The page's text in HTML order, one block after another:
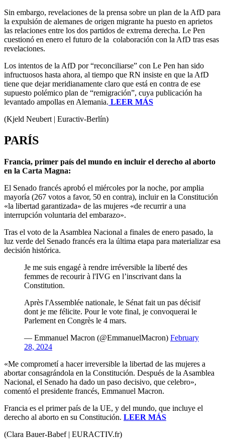
Sin embargo, revelaciones de la prensa sobre un plan de la AfD para
la expulsión de alemanes de origen migrante ha puesto en aprietos
las relaciones entre los dos partidos de extrema derecha. Le Pen
cuestionó en enero el futuro de la colaboración con la AfD tras esas
revelaciones.
Los intentos de la AfD por “reconciliarse” con Le Pen han sido
infructuosos hasta ahora, al tiempo que RN insiste en que la AfD
tiene que dejar meridianamente claro que está en contra de ese
supuesto polémico plan de “remigración”, cuya publicación ha
levantado ampollas en Alemania. LEER MÁS
(Kjeld Neubert | Euractiv-Berlín)
PARÍS
Francia, primer país del mundo en incluir el derecho al aborto
en la Carta Magna:
El Senado francés aprobó el miércoles por la noche, por amplia
mayoría (267 votos a favor, 50 en contra), incluir en la Constitución
«la libertad garantizada» de las mujeres «de recurrir a una
interrupción voluntaria del embarazo».
Tras el voto de la Asamblea Nacional a finales de enero pasado, la
luz verde del Senado francés era la última etapa para materializar esa
decisión histórica.
Je me suis engagé à rendre irréversible la liberté des
femmes de recourir à l'IVG en l’inscrivant dans la
Constitution.
Après l'Assemblée nationale, le Sénat fait un pas décisif
dont je me félicite. Pour le vote final, je convoquerai le
Parlement en Congrès le 4 mars.
— Emmanuel Macron (@EmmanuelMacron) February
28, 2024
«Me comprometí a hacer irreversible la libertad de las mujeres a
abortar consagrándola en la Constitución. Después de la Asamblea
Nacional, el Senado ha dado un paso decisivo, que celebro»,
comentó el presidente francés, Emmanuel Macron.
Francia es el primer país de la UE, y del mundo, que incluye el
derecho al aborto en su Constitución. LEER MÁS
(Clara Bauer-Babef | EURACTIV.fr)